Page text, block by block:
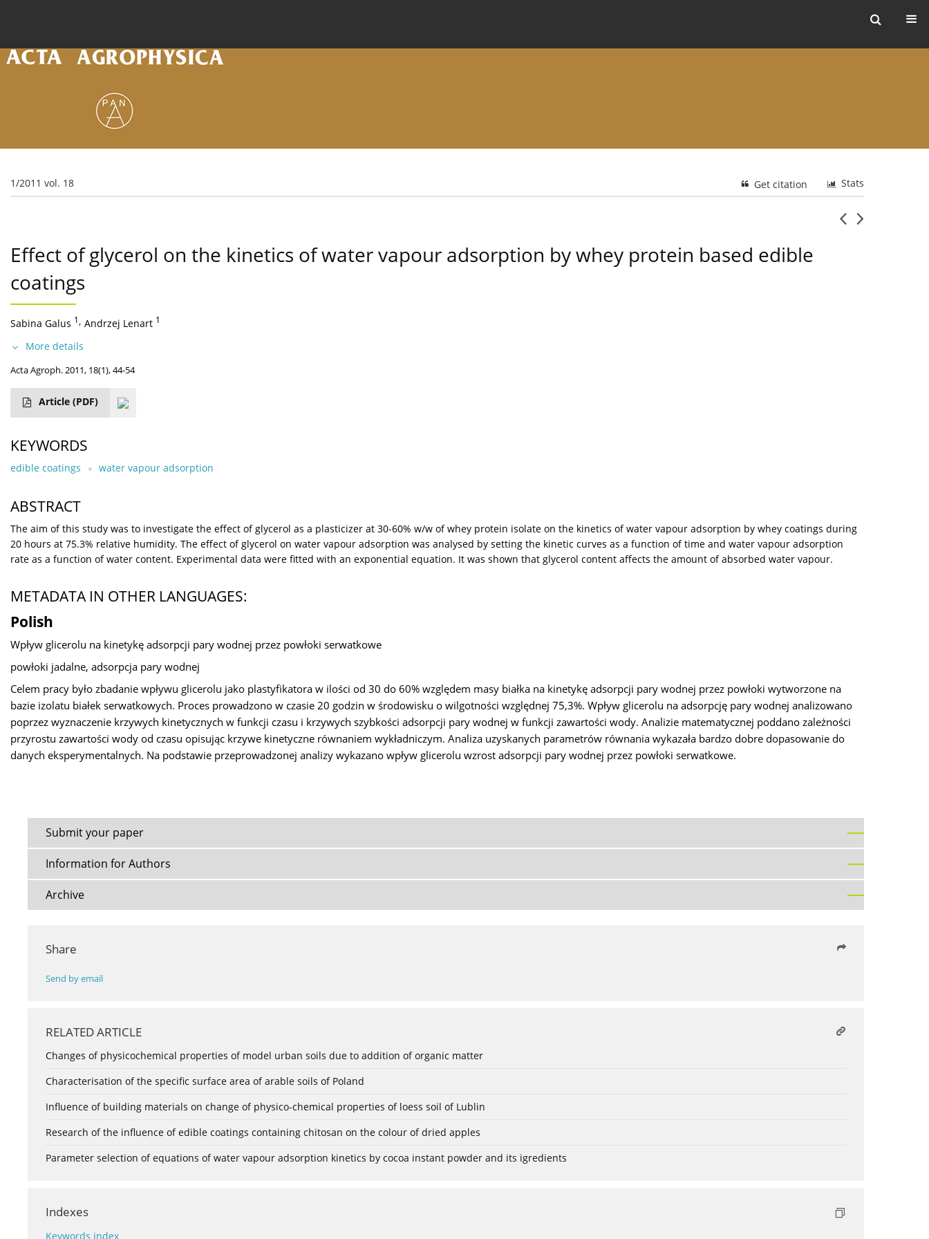
1/2011 vol. 18 Stats
Get citation
Effect of glycerol on the kinetics of water vapour adsorption by whey protein based edible
coatings
Sabina Galus 1, Andrzej Lenart 1
More details
Acta Agroph. 2011, 18(1), 44-54
Article (PDF)
KEYWORDS
edible coatings water vapour adsorption
ABSTRACT
The aim of this study was to investigate the effect of glycerol as a plasticizer at 30-60% w/w of whey protein isolate on the kinetics of water vapour adsorption by whey coatings during
20 hours at 75.3% relative humidity. The effect of glycerol on water vapour adsorption was analysed by setting the kinetic curves as a function of time and water vapour adsorption
rate as a function of water content. Experimental data were fitted with an exponential equation. It was shown that glycerol content affects the amount of absorbed water vapour.
METADATA IN OTHER LANGUAGES:
Polish
Wpływ glicerolu na kinetykę adsorpcji pary wodnej przez powłoki serwatkowe
powłoki jadalne, adsorpcja pary wodnej
Celem pracy było zbadanie wpływu glicerolu jako plastyfikatora w ilości od 30 do 60% względem masy białka na kinetykę adsorpcji pary wodnej przez powłoki wytworzone na
bazie izolatu białek serwatkowych. Proces prowadzono w czasie 20 godzin w środowisku o wilgotności względnej 75,3%. Wpływ glicerolu na adsorpcję pary wodnej analizowano
poprzez wyznaczenie krzywych kinetycznych w funkcji czasu i krzywych szybkości adsorpcji pary wodnej w funkcji zawartości wody. Analizie matematycznej poddano zależności
przyrostu zawartości wody od czasu opisując krzywe kinetyczne równaniem wykładniczym. Analiza uzyskanych parametrów równania wykazała bardzo dobre dopasowanie do
danych eksperymentalnych. Na podstawie przeprowadzonej analizy wykazano wpływ glicerolu wzrost adsorpcji pary wodnej przez powłoki serwatkowe.
Submit your paper
Information for Authors
Archive
Share
Send by email
RELATED ARTICLE
Changes of physicochemical properties of model urban soils due to addition of organic matter
Characterisation of the specific surface area of arable soils of Poland
Influence of building materials on change of physico-chemical properties of loess soil of Lublin
Research of the influence of edible coatings containing chitosan on the colour of dried apples
Parameter selection of equations of water vapour adsorption kinetics by cocoa instant powder and its igredients
Indexes
Keywords index